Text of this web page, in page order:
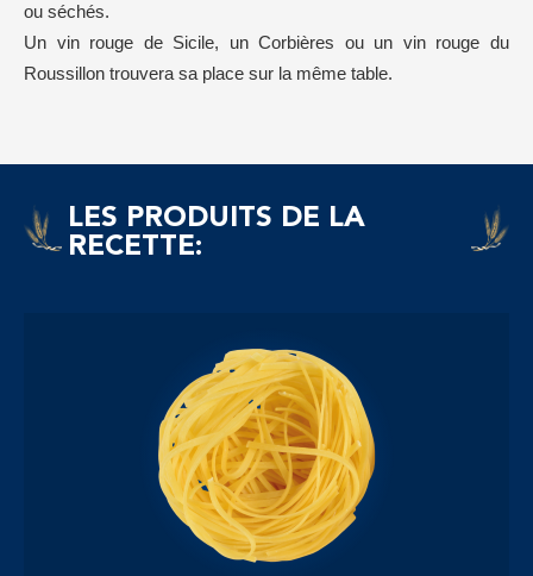
ou séchés.
Un vin rouge de Sicile, un Corbières ou un vin rouge du
Roussillon trouvera sa place sur la même table.
LES PRODUITS DE LA
RECETTE: